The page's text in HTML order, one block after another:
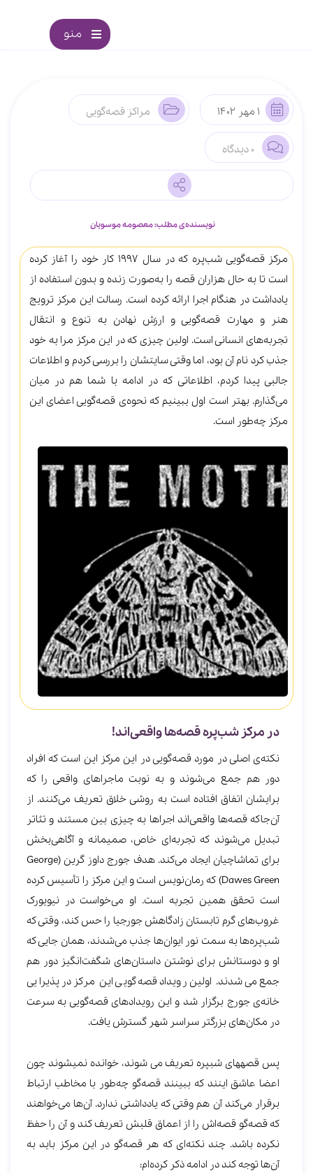
منو
1 مهر 1402 مراکز قصه‌گویی
0 دیدگاه
نویسنده‌ی مطلب: معصومه موسویان
مرکز قصه‌گویی شب‌پره که در سال 1997 کار خود را آغاز کرده
است تا به ‌حال هزاران قصه را به‌صورت زنده و بدون استفاده از
یادداشت در هنگام اجرا ارائه کرده است. رسالت این مرکز ترویج
هنر و مهارت قصه‌گویی و ارزش نهادن به تنوع و انتقال
تجربه‌های انسانی است. اولین چیزی که در این مرکز مرا به خود
جذب کرد نام آن بود، اما وقتی سایتشان را بررسی کردم و اطلاعات
جالبی پیدا کردم، اطلاعاتی که در ادامه با شما هم در میان
می‌گذارم. بهتر است اول ببینیم که نحوه‌ی قصه‌گویی اعضای این
مرکز چه‌طور است.
در مرکز شب‌پره قصه‌ها واقعی‌اند!
نکته‌ی اصلی در مورد قصه‌‎گویی در این مرکز این است که افراد
دور هم جمع می‌شوند و به نوبت ماجراهای واقعی را که
برایشان اتفاق افتاده است به روشی خلاق تعریف می‌کنند. از
آن‌جاکه قصه‌ها واقعی‌اند اجراها به چیزی بین مستند و تئاتر
تبدیل می‌شوند که تجربه‌ای خاص، صمیمانه و آگاهی‌بخش
برای تماشاچیان ایجاد می‌کند. هدف جورج داوز گرین (George
Dawes Green) که رمان‌نویس است و این مرکز را تأسیس کرده
است تحقق همین تجربه است. او می‌خواست در نیویورک
غروب‌های گرم تابستان زادگاهش جورجیا را حس کند، وقتی که
شب‌پره‌ها به سمت نور ایوان‌ها جذب می‌شدند، همان جایی که
او و دوستانش برای نوشتن داستان‌های شگفت‌انگیز دور هم
جمع می‌شدند. اولین رویداد قصه‌گویی این مرکز در پذیرایی
خانه‌ی جورج برگزار شد و این رویدادهای قصه‌گویی به سرعت
در مکان‌های بزرگ‎تر سراسر شهر گسترش یافت.
پس قصه‎های شب‎پره تعریف می شوند، خوانده نمی‎شوند چون
اعضا عاشق اینند که ببینند قصه‌گو چه‌طور با مخاطب ارتباط
برقرار می‌کند آن هم وقتی که یادداشتی ندارد. آن‌‎ها می‌خواهند
که قصه‌گو قصه‌اش را از اعماق قلبش تعریف کند و آن را حفظ
نکرده باشد. چند نکته‌ای که هر قصه‌گو در این مرکز باید به
آن‌ها توجه کند در ادامه ذکر کرده‌ام: